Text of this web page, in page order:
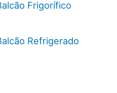
Frigorífico
Refrigerado